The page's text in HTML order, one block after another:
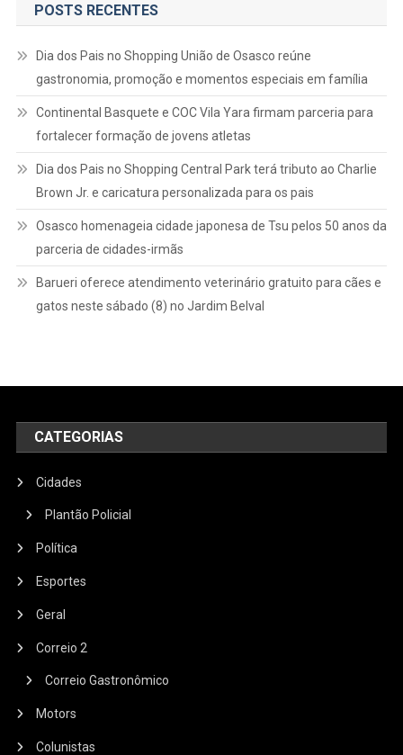
POSTS RECENTES
Dia dos Pais no Shopping União de Osasco reúne
gastronomia, promoção e momentos especiais em família
Continental Basquete e COC Vila Yara firmam parceria para
fortalecer formação de jovens atletas
Dia dos Pais no Shopping Central Park terá tributo ao Charlie
Brown Jr. e caricatura personalizada para os pais
Osasco homenageia cidade japonesa de Tsu pelos 50 anos da
parceria de cidades-irmãs
Barueri oferece atendimento veterinário gratuito para cães e
gatos neste sábado (8) no Jardim Belval
CATEGORIAS
Cidades
Plantão Policial
Política
Esportes
Geral
Correio 2
Correio Gastronômico
Motors
Colunistas